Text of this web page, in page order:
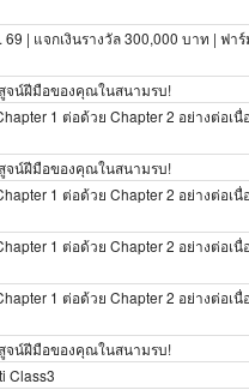
69 | แจกเงินรางวัล 300,000 บาท | ฟา
จน์ฝีมือของคุณในสนามรบ!
1 ต่อด้วย Chapter 2 อย่างต่อเนื่
จน์ฝีมือของคุณในสนามรบ!
1 ต่อด้วย Chapter 2 อย่างต่อเนื่
1 ต่อด้วย Chapter 2 อย่างต่อเนื่
1 ต่อด้วย Chapter 2 อย่างต่อเนื่
จน์ฝีมือของคุณในสนามรบ!
Class3